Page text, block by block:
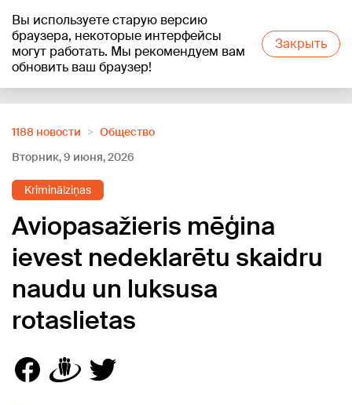
Вы используете старую версию
браузера, некоторые интерфейсы
могут работать. Мы рекомендуем вам
обновить ваш браузер!
Закрыть
+24°C
1188 новости
Oбщество
Вторник, 9 июня, 2026
Kriminālziņas
Aviopasažieris mēģina
ievest nedeklarētu skaidru
naudu un luksusa
rotaslietas